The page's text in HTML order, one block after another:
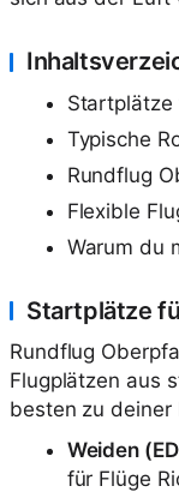
Startplätze
Typische
Rundflug
Flexible
Warum du
Startplätze
Rundflug
Flugplätzen aus
besten zu deiner
Weiden
für Flüge